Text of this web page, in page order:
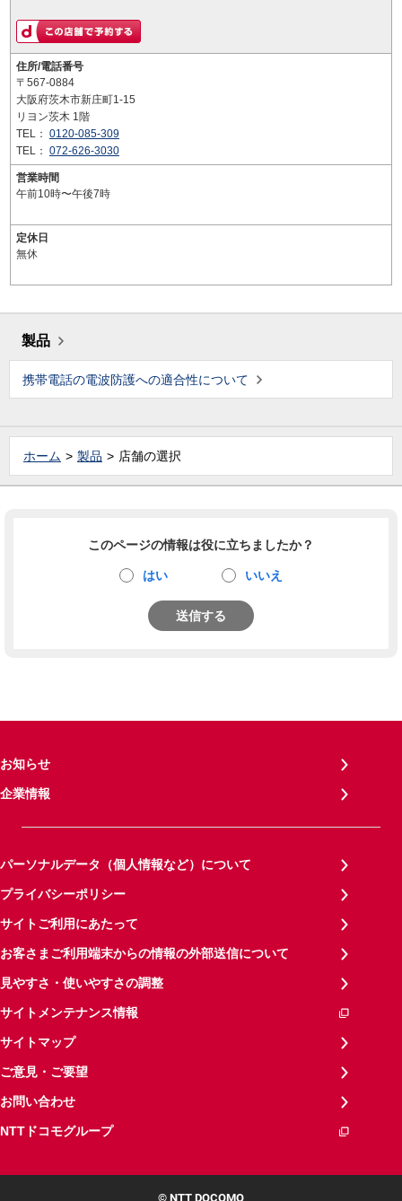
住所/電話番号
〒567-0884
大阪府茨木市新庄町1-15
リヨン茨木 1階
TEL： 0120-085-309
TEL： 072-626-3030
営業時間
午前10時〜午後7時
定休日
無休
製品
携帯電話の電波防護への適合性について
ホーム 製品 店舗の選択
このページの情報は役に立ちましたか？
はい いいえ
送信する
お知らせ
企業情報
パーソナルデータ（個人情報など）について
プライバシーポリシー
サイトご利用にあたって
お客さまご利用端末からの情報の外部送信について
見やすさ・使いやすさの調整
サイトメンテナンス情報
サイトマップ
ご意見・ご要望
お問い合わせ
NTTドコモグループ
© NTT DOCOMO